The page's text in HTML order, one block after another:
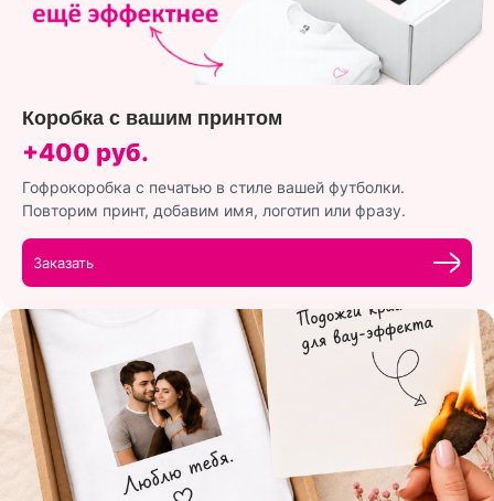
Коробка с вашим принтом
+400 руб.
Гофрокоробка с печатью в стиле вашей футболки.
Повторим принт, добавим имя, логотип или фразу.
Заказать